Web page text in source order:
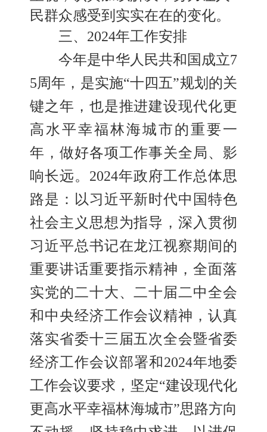
民群众感受到实实在在的变化。
三、 2024年工作安排
今年是中华人民共和国成立7
5周年，是实施“十四五”规划的关
键之年，也是推进建设现代化更
高水平幸福林海城市的重要一
年，做好各项工作事关全局、影
响长远。 2024年政府工作总体思
路是： 以习近平新时代中国特色
社会主义思想为指导，深入贯彻
习近平总书记在龙江视察期间的
重要讲话重要指示精神，全面落
实党的二十大、二十届二中全会
和中央经济工作会议精神，认真
落实省委十三届五次全会暨省委
经济工作会议部署和2024年地委
工作会议要求，坚定“建设现代化
更高水平幸福林海城市”思路方向